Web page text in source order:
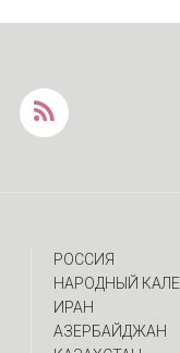
РОССИЯ
НАРОДНЫЙ
ИРАН
АЗЕРБАЙДЖАН